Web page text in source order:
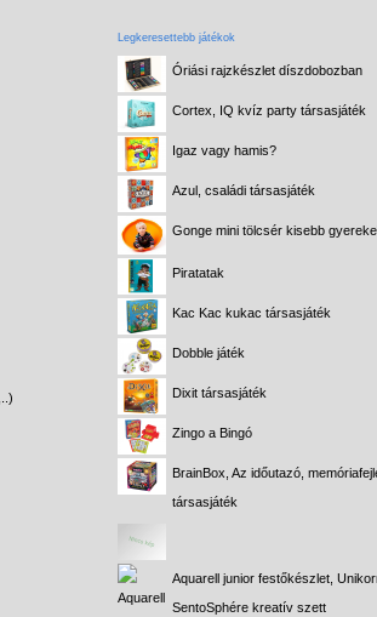
Legkeresettebb játékok
Óriási rajzkészlet díszdobozban
Cortex, IQ kvíz party társasjáték
Igaz vagy hamis?
Azul, családi társasjáték
Gonge mini tölcsér kisebb
Piratatak
Kac Kac kukac társasjáték
Dobble játék
Dixit társasjáték
Zingo a Bingó
BrainBox, Az időutazó,
társasjáték
Aquarell junior festőkészlet,
SentoSphére kreatív szett